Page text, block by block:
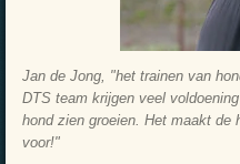
Jan de Jong, "het trainen van
DTS team krijgen veel
hond zien groeien. Het maakt de
voor!"